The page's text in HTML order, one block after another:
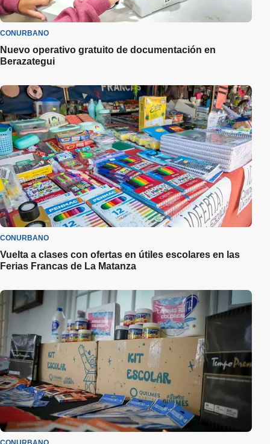
CONURBANO
Nuevo operativo gratuito de documentación en
Berazategui
CONURBANO
Vuelta a clases con ofertas en útiles escolares en las
Ferias Francas de La Matanza